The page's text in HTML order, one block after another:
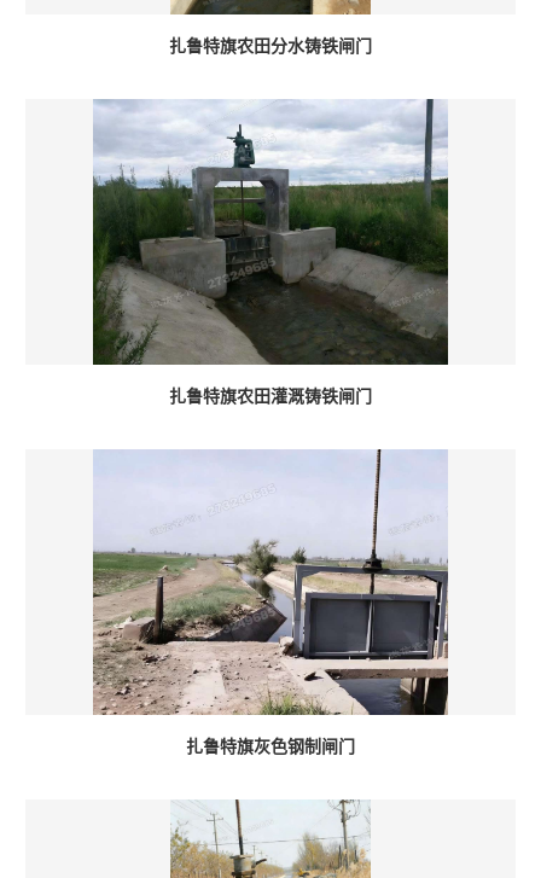
扎鲁特旗农田分水铸铁闸门
扎鲁特旗农田灌溉铸铁闸门
扎鲁特旗灰色钢制闸门